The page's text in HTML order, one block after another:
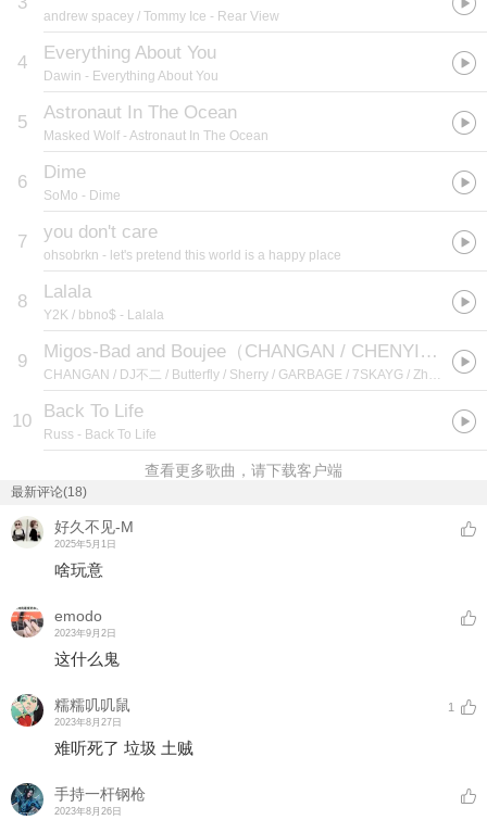
andrew spacey / Tommy Ice - Rear View
4 Everything About You
Dawin - Everything About You
5 Astronaut In The Ocean
Masked Wolf - Astronaut In The Ocean
6 Dime
SoMo - Dime
7 you don't care
ohsobrkn - let's pretend this world is a happy place
8 Lalala
Y2K / bbno$ - Lalala
9 Migos-Bad and Boujee（CHANGAN / CHENYI Music Studio / 苏扭亏 / 汪制富 / GARBAGE / 7SKAYG / ZhangHFang / Young Xenon / CHAT / Ford / SAKE remix）
CHANGAN / DJ不二 / Butterfly / Sherry / GARBAGE / 7SKAYG / ZhangHFang / Xenon / CHAT / Ford / SAKE
10 Back To Life
Russ - Back To Life
查看更多歌曲，请下载客户端
最新评论(18)
好久不见-M
2025年5月1日
啥玩意
emodo
2023年9月2日
这什么鬼
糯糯叽叽鼠
2023年8月27日
1
难听死了 垃圾 土贼
手持一杆钢枪
2023年8月26日